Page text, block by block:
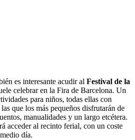
es interesante acudir al Festival de la
celebrar en la Fira de Barcelona. Un
para niños, todas ellas con
que los más pequeños disfrutarán de
manualidades y un largo etcétera.
acceder al recinto ferial, con un coste
día.